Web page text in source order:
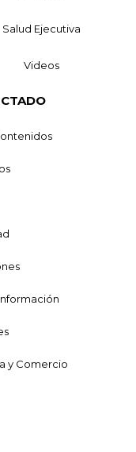
Salud Ejecutiva
Videos
y Comercio